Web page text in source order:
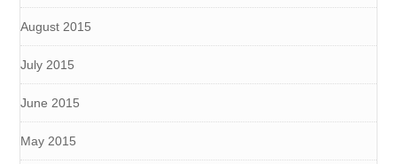
August 2015
July 2015
June 2015
May 2015